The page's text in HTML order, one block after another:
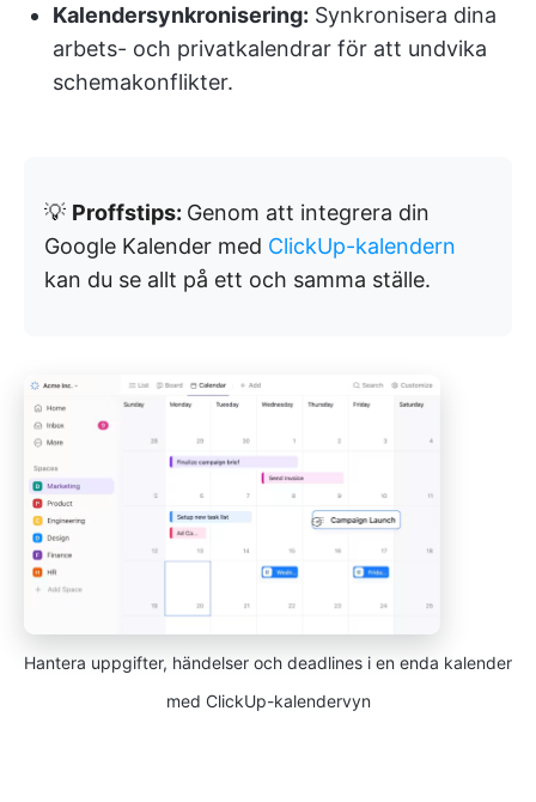
Kalendersynkronisering: Synkronisera dina
arbets- och privatkalendrar för att undvika
schemakonflikter.
💡 Proffstips: Genom att integrera din
Google Kalender med ClickUp-kalendern
kan du se allt på ett och samma ställe.
Hantera uppgifter, händelser och deadlines i en enda kalender
med ClickUp-kalendervyn